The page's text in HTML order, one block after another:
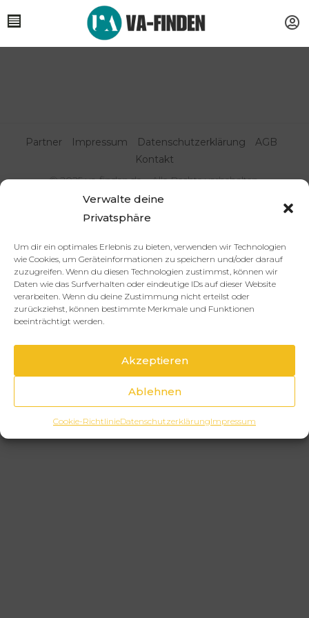
Verwalte deine
Privatsphäre
Um dir ein optimales Erlebnis zu bieten, verwenden wir Technologien
wie Cookies, um Geräteinformationen zu speichern und/oder darauf
zuzugreifen. Wenn du diesen Technologien zustimmst, können wir
Daten wie das Surfverhalten oder eindeutige IDs auf dieser Website
verarbeiten. Wenn du deine Zustimmung nicht erteilst oder
zurückziehst, können bestimmte Merkmale und Funktionen
beeinträchtigt werden.
Akzeptieren
Ablehnen
Cookie-RichtlinieDatenschutzerklärungImpressum
© 2025 va-finden.de – Alle Rechte vorbehalten.
Partner Impressum Datenschutzerklärung
AGB
Kontakt
Virtuelle Assistenz & Freelancer
finden | VA Expert:innenportal